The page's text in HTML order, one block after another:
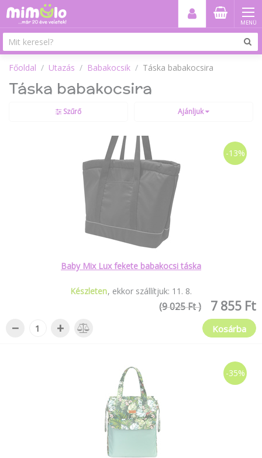
MENÜ
Főoldal Utazás Babakocsik Táska babakocsira
Táska babakocsira
Szűrő Ajánljuk
-13%
Baby Mix Lux fekete babakocsi táska
Készleten ekkor szállítjuk: 11 . 8.
7 855 Ft
(9 025 Ft )
− + Kosárba
-35%